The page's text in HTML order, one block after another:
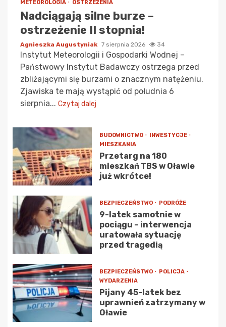
METEOROLOGIA OSTRZEŻENIA
Nadciągają silne burze –
ostrzeżenie II stopnia!
Agnieszka Augustyniak 7 sierpnia 2026 34
Instytut Meteorologii i Gospodarki Wodnej –
Państwowy Instytut Badawczy ostrzega przed
zbliżającymi się burzami o znacznym natężeniu.
Zjawiska te mają wystąpić od południa 6
sierpnia... Czytaj dalej
BUDOWNICTWO
INWESTYCJE
MIESZKANIA
Przetarg na 180
mieszkań TBS w Oławie
już wkrótce!
BEZPIECZEŃSTWO PODRÓŻE
9-latek samotnie w
pociągu – interwencja
uratowała sytuację
przed tragedią
BEZPIECZEŃSTWO
POLICJA
WYDARZENIA
Pijany 45-latek bez
uprawnień zatrzymany w
Oławie